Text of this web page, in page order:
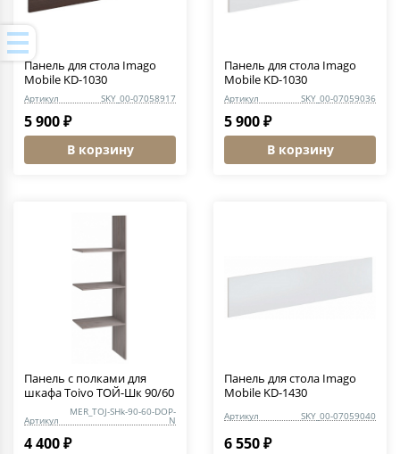
Панель для стола Imago
Mobile KD-1030
Артикул SKY_00-07058917
5 900 ₽
В корзину
Панель для стола Imago
Mobile KD-1030
Артикул SKY_00-07059036
5 900 ₽
В корзину
Панель с полками для
шкафа Toivo ТОЙ-Шк 90/60
Артикул
MER_TOJ-SHk-90-60-DOP-
N
4 400 ₽
Панель для стола Imago
Mobile KD-1430
Артикул SKY_00-07059040
6 550 ₽